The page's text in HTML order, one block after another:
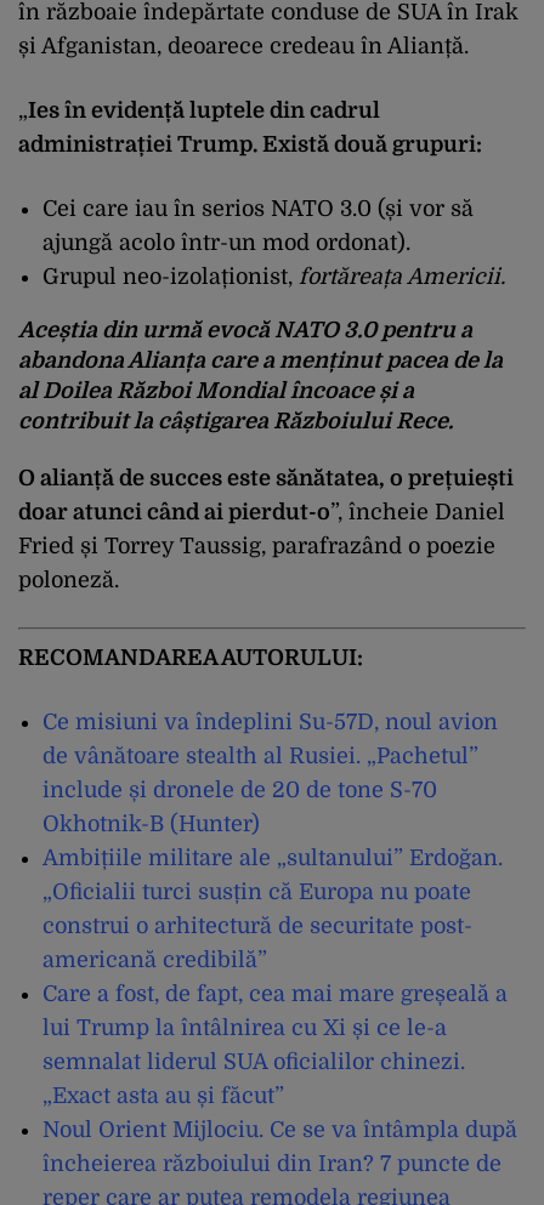
în războaie îndepărtate conduse de SUA în Irak
și Afganistan, deoarece credeau în Alianță.
„Ies în evidență luptele din cadrul
administrației Trump. Există două grupuri:
Cei care iau în serios NATO 3.0 (și vor să
ajungă acolo într-un mod ordonat).
Grupul neo-izolaționist, fortăreața Americii.
Aceștia din urmă evocă NATO 3.0 pentru a
abandona Alianța care a menținut pacea de la
al Doilea Război Mondial încoace și a
contribuit la câștigarea Războiului Rece.
O alianță de succes este sănătatea, o prețuiești
doar atunci când ai pierdut-o”, încheie Daniel
Fried și Torrey Taussig, parafrazând o poezie
poloneză.
RECOMANDAREA AUTORULUI:
Ce misiuni va îndeplini Su-57D, noul avion
de vânătoare stealth al Rusiei. „Pachetul”
include și dronele de 20 de tone S-70
Okhotnik-B (Hunter)
Ambițiile militare ale „sultanului” Erdoğan.
„Oficialii turci susțin că Europa nu poate
construi o arhitectură de securitate post-
americană credibilă”
Care a fost, de fapt, cea mai mare greșeală a
lui Trump la întâlnirea cu Xi și ce le-a
semnalat liderul SUA oficialilor chinezi.
„Exact asta au și făcut”
Noul Orient Mijlociu. Ce se va întâmpla după
încheierea războiului din Iran? 7 puncte de
reper care ar putea remodela regiunea